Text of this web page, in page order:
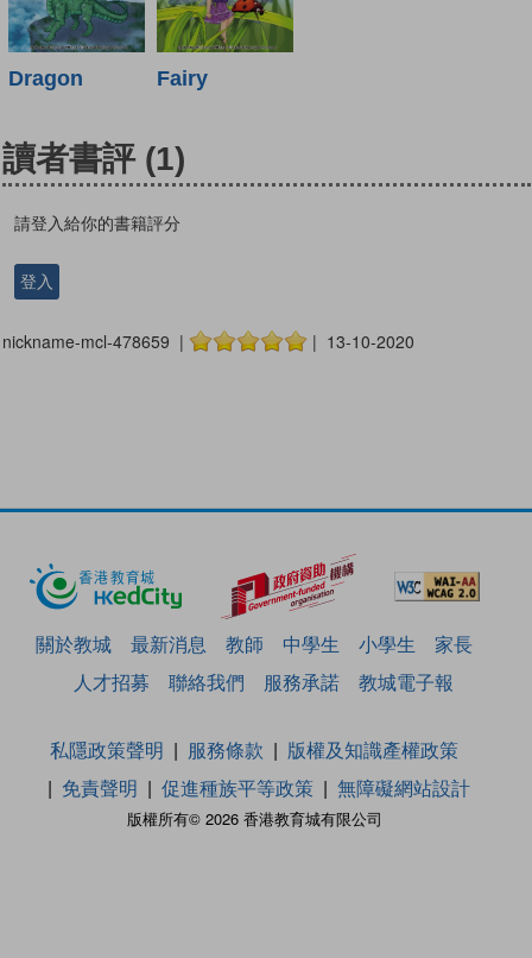
Dragon Fairy
讀者書評 (1)
請登入給你的書籍評分
登入
nickname-mcl-478659 | | 13-10-2020
關於教城 最新消息 教師 中學生 小學生
家長
人才招募
聯絡我們 服務承諾 教城電子報
版權所有© 2026 香港教育城有限公司
私隱政策聲明 服務條款
版權及知識產權政策
免責聲明
促進種族平等政策 無障礙網站設計